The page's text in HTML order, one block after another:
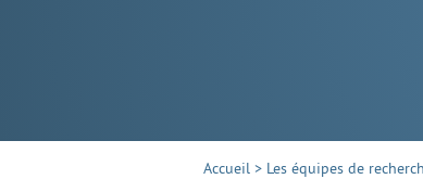
Accueil > Les équipes de